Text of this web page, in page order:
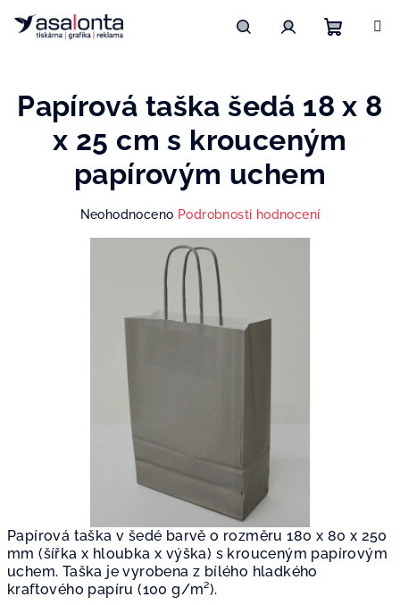
košík
Papírová taška v šedé barvě o rozměru 180 x 80 x 250
mm (šířka x hloubka x výška) s krouceným papírovým
uchem. Taška je vyrobena z bílého hladkého
kraftového papíru (100 g/m²).
Papírová taška šedá 18 x 8
x 25 cm s krouceným
papírovým uchem
Průměrné
Neohodnoceno Podrobnosti hodnocení